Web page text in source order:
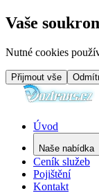
Vaše
Nutné cookies
Přijmout vše
Úvod
Naše nabídka
Ceník služeb
Pojištění
Kontakt